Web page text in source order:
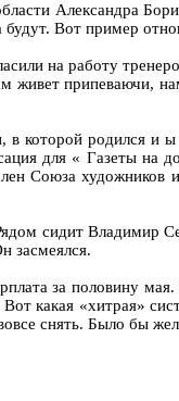
Александра
будут. Вот пример
на работу
припеваючи,
которой родился и
для « Газеты
Союза художников
сидит Владимир
засмеялся.
за половину
какая «хитрая»
снять. Было бы